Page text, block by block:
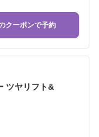
クーポンで予約
ツヤリフト&